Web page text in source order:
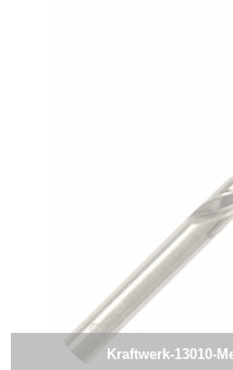
Kraftwerk-13010-